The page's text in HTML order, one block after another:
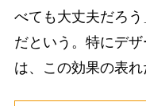
べても大丈夫だろ
だという。特にデ
は、この効果の表れ